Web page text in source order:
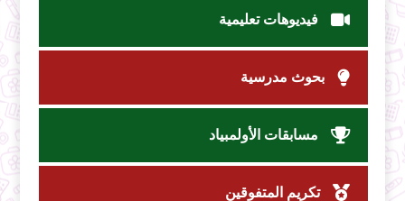
فيديوهات تعليمية
بحوث مدرسية
مسابقات الأولمبياد
تكريم المتفوقين